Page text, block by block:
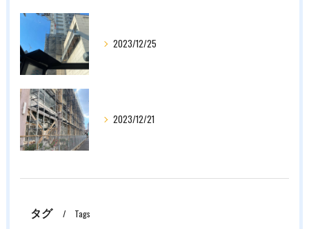
2023/12/25
2023/12/21
タグ Tags